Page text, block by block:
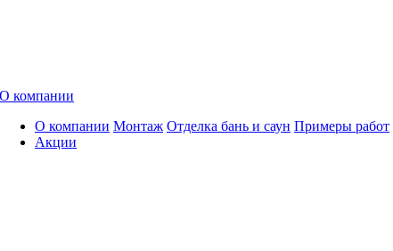
О компании
О компании
Акции
Монтаж Отделка бань и саун Примеры работ